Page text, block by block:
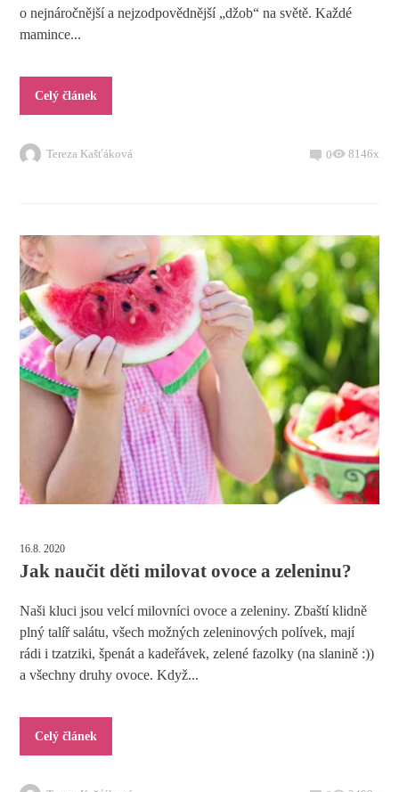
o nejnáročnější a nejzodpovědnější „džob“ na světě. Každé
mamince...
Celý článek
Tereza Kašťáková 0 8146x
16.8. 2020
Jak naučit děti milovat ovoce a zeleninu?
Naši kluci jsou velcí milovníci ovoce a zeleniny. Zbaští klidně
plný talíř salátu, všech možných zeleninových polívek, mají
rádi i tzatziki, špenát a kadeřávek, zelené fazolky (na slanině :))
a všechny druhy ovoce. Když...
Celý článek